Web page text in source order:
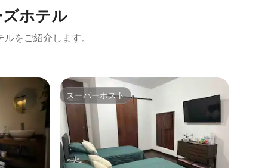
ホ⁠テ⁠ル
をご⁠紹⁠介し⁠ま⁠す⁠。
スーパーホスト
スーパーホスト